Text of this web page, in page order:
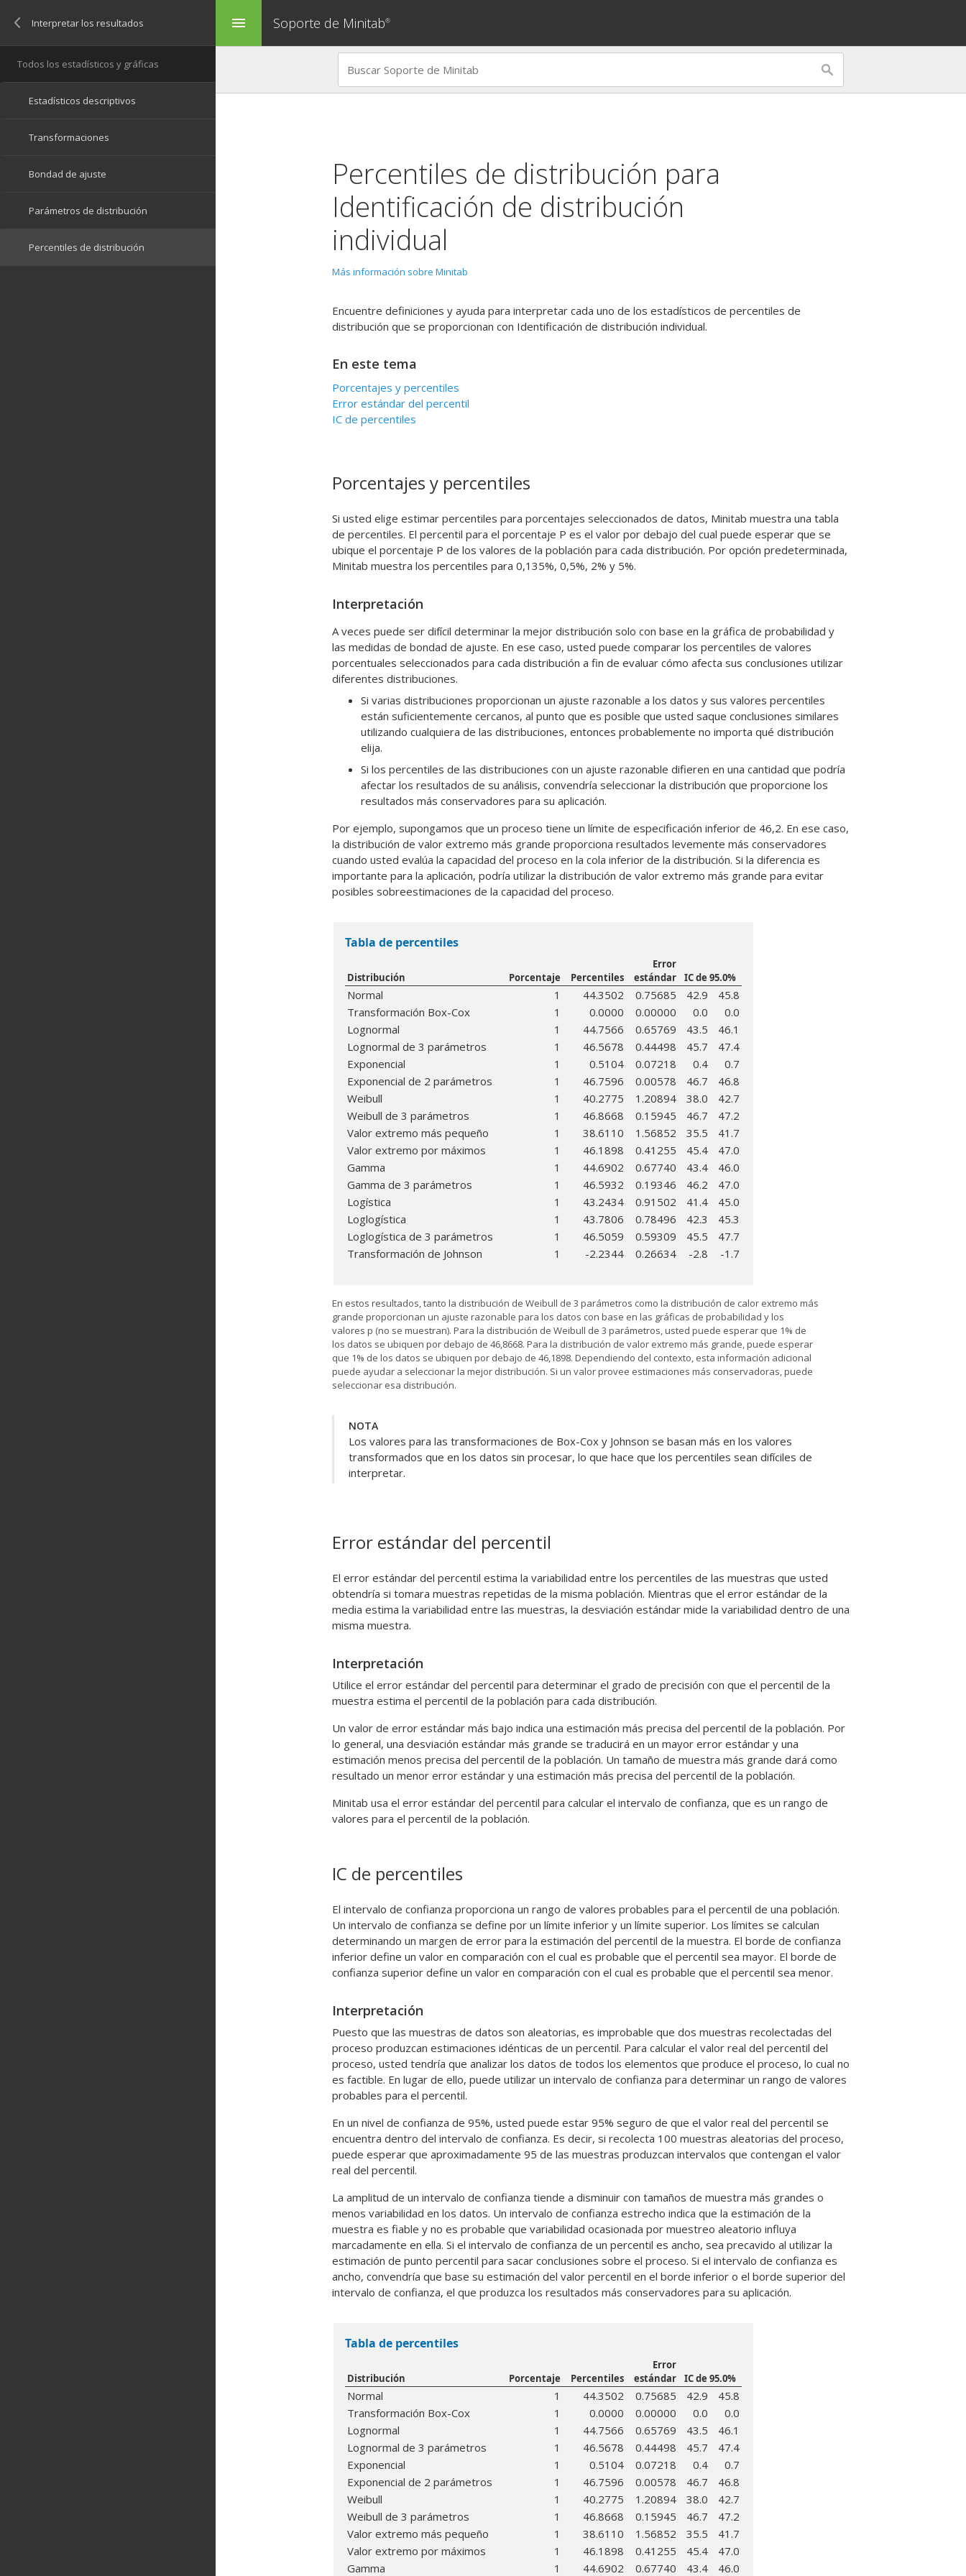
menu Soporte de Minitab®
Percentiles de distribución para
Identificación de distribución
individual
Más información sobre Minitab
Encuentre definiciones y ayuda para interpretar cada uno de los estadísticos de percentiles de
distribución que se proporcionan con Identificación de distribución individual.
En este tema
Porcentajes y percentiles
Error estándar del percentil
IC de percentiles
Porcentajes y percentiles
Si usted elige estimar percentiles para porcentajes seleccionados de datos, Minitab muestra una tabla
de percentiles. El percentil para el porcentaje P es el valor por debajo del cual puede esperar que se
ubique el porcentaje P de los valores de la población para cada distribución. Por opción predeterminada,
Minitab muestra los percentiles para 0,135%, 0,5%, 2% y 5%.
Interpretación
A veces puede ser difícil determinar la mejor distribución solo con base en la gráfica de probabilidad y
las medidas de bondad de ajuste. En ese caso, usted puede comparar los percentiles de valores
porcentuales seleccionados para cada distribución a fin de evaluar cómo afecta sus conclusiones utilizar
diferentes distribuciones.
Si varias distribuciones proporcionan un ajuste razonable a los datos y sus valores percentiles
están suficientemente cercanos, al punto que es posible que usted saque conclusiones similares
utilizando cualquiera de las distribuciones, entonces probablemente no importa qué distribución
elija.
Si los percentiles de las distribuciones con un ajuste razonable difieren en una cantidad que podría
afectar los resultados de su análisis, convendría seleccionar la distribución que proporcione los
resultados más conservadores para su aplicación.
Por ejemplo, supongamos que un proceso tiene un límite de especificación inferior de 46,2. En ese caso,
la distribución de valor extremo más grande proporciona resultados levemente más conservadores
cuando usted evalúa la capacidad del proceso en la cola inferior de la distribución. Si la diferencia es
importante para la aplicación, podría utilizar la distribución de valor extremo más grande para evitar
posibles sobreestimaciones de la capacidad del proceso.
Tabla de percentiles
Distribución Porcentaje Percentiles
Error
estándar
IC de 95.0%
Normal 1 44.3502 0.75685 42.9
45.8
Transformación Box-Cox
1 0.0000 0.00000 0.0
0.0
Lognormal
1 44.7566 0.65769 43.5
46.1
Lognormal de 3 parámetros
1 46.5678 0.44498 45.7
47.4
Exponencial
1 0.5104 0.07218 0.4
0.7
Exponencial de 2 parámetros
1 46.7596 0.00578 46.7
46.8
Weibull
1 40.2775 1.20894 38.0
42.7
Weibull de 3 parámetros
1 46.8668 0.15945 46.7
47.2
Valor extremo más pequeño
1 38.6110 1.56852 35.5
41.7
Valor extremo por máximos
1 46.1898 0.41255 45.4
47.0
Gamma
1 44.6902 0.67740 43.4
46.0
Gamma de 3 parámetros
1 46.5932 0.19346 46.2
47.0
Logística
1 43.2434 0.91502 41.4
45.0
Loglogística
1 43.7806 0.78496 42.3
45.3
Loglogística de 3 parámetros
1 46.5059 0.59309 45.5
47.7
Transformación de Johnson
1 -2.2344 0.26634 -2.8 -1.7
En estos resultados, tanto la distribución de Weibull de 3 parámetros como la distribución de calor extremo más
grande proporcionan un ajuste razonable para los datos con base en las gráficas de probabilidad y los
valores p (no se muestran). Para la distribución de Weibull de 3 parámetros, usted puede esperar que 1% de
los datos se ubiquen por debajo de 46,8668. Para la distribución de valor extremo más grande, puede esperar
que 1% de los datos se ubiquen por debajo de 46,1898. Dependiendo del contexto, esta información adicional
puede ayudar a seleccionar la mejor distribución. Si un valor provee estimaciones más conservadoras, puede
seleccionar esa distribución.
NOTA
Los valores para las transformaciones de Box-Cox y Johnson se basan más en los valores
transformados que en los datos sin procesar, lo que hace que los percentiles sean difíciles de
interpretar.
Error estándar del percentil
El error estándar del percentil estima la variabilidad entre los percentiles de las muestras que usted
obtendría si tomara muestras repetidas de la misma población. Mientras que el error estándar de la
media estima la variabilidad entre las muestras, la desviación estándar mide la variabilidad dentro de una
misma muestra.
Interpretación
Utilice el error estándar del percentil para determinar el grado de precisión con que el percentil de la
muestra estima el percentil de la población para cada distribución.
Un valor de error estándar más bajo indica una estimación más precisa del percentil de la población. Por
lo general, una desviación estándar más grande se traducirá en un mayor error estándar y una
estimación menos precisa del percentil de la población. Un tamaño de muestra más grande dará como
resultado un menor error estándar y una estimación más precisa del percentil de la población.
Minitab usa el error estándar del percentil para calcular el intervalo de confianza, que es un rango de
valores para el percentil de la población.
IC de percentiles
El intervalo de confianza proporciona un rango de valores probables para el percentil de una población.
Un intervalo de confianza se define por un límite inferior y un límite superior. Los límites se calculan
determinando un margen de error para la estimación del percentil de la muestra. El borde de confianza
inferior define un valor en comparación con el cual es probable que el percentil sea mayor. El borde de
confianza superior define un valor en comparación con el cual es probable que el percentil sea menor.
Interpretación
Puesto que las muestras de datos son aleatorias, es improbable que dos muestras recolectadas del
proceso produzcan estimaciones idénticas de un percentil. Para calcular el valor real del percentil del
proceso, usted tendría que analizar los datos de todos los elementos que produce el proceso, lo cual no
es factible. En lugar de ello, puede utilizar un intervalo de confianza para determinar un rango de valores
probables para el percentil.
En un nivel de confianza de 95%, usted puede estar 95% seguro de que el valor real del percentil se
encuentra dentro del intervalo de confianza. Es decir, si recolecta 100 muestras aleatorias del proceso,
puede esperar que aproximadamente 95 de las muestras produzcan intervalos que contengan el valor
real del percentil.
La amplitud de un intervalo de confianza tiende a disminuir con tamaños de muestra más grandes o
menos variabilidad en los datos. Un intervalo de confianza estrecho indica que la estimación de la
muestra es fiable y no es probable que variabilidad ocasionada por muestreo aleatorio influya
marcadamente en ella. Si el intervalo de confianza de un percentil es ancho, sea precavido al utilizar la
estimación de punto percentil para sacar conclusiones sobre el proceso. Si el intervalo de confianza es
ancho, convendría que base su estimación del valor percentil en el borde inferior o el borde superior del
intervalo de confianza, el que produzca los resultados más conservadores para su aplicación.
Tabla de percentiles
Distribución Porcentaje Percentiles
Error
estándar
IC de 95.0%
Normal 1 44.3502 0.75685 42.9
45.8
Transformación Box-Cox
1 0.0000 0.00000 0.0
0.0
Lognormal
1 44.7566 0.65769 43.5
46.1
Lognormal de 3 parámetros
1 46.5678 0.44498 45.7
47.4
Exponencial
1 0.5104 0.07218 0.4
0.7
Exponencial de 2 parámetros
1 46.7596 0.00578 46.7
46.8
Weibull
1 40.2775 1.20894 38.0
42.7
Weibull de 3 parámetros
1 46.8668 0.15945 46.7
47.2
Valor extremo más pequeño
1 38.6110 1.56852 35.5
41.7
Valor extremo por máximos
1 46.1898 0.41255 45.4
47.0
Gamma
1 44.6902 0.67740 43.4 46.0